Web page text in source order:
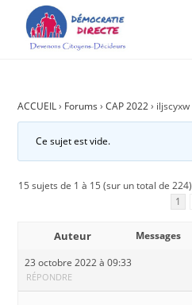
ACCUEIL › Forums › CAP 2022 › iljscyxw
Ce sujet est vide.
15 sujets de 1 à 15 (sur un total de 224)
1
Auteur
Messages
23 octobre 2022 à 09:33
RÉPONDRE